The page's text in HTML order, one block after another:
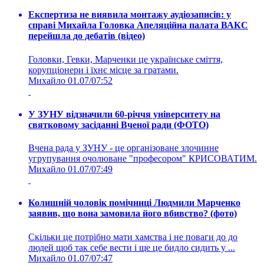
Експертиза не виявила монтажу аудіозаписів: у
справі Михайла Головка Апеляційна палата ВАКС
перейшла до дебатів (відео)
Головки, Гевки, Марченки це українське сміття,
корупціонери і їхнє місце за гратами.
Михайло 01.07/07:52
У ЗУНУ відзначили 60-річчя університету на
святковому засіданні Вченої ради (ФОТО)
Вчена рада у ЗУНУ - це організоване злочинне
угрупування очолюване "професором" КРИСОВАТИМ.
Михайло 01.07/07:49
Колишній чоловік помічниці Людмили Марченко
заявив, що вона замовила його вбивство? (фото)
Скільки це потрібно мати хамства і не поваги до до
людей щоб так себе вести і ще це бидло сидить у ...
Михайло 01.07/07:47